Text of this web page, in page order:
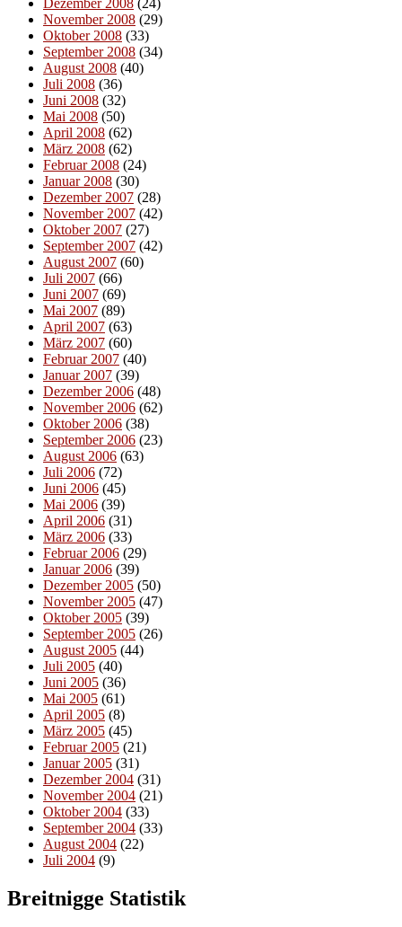
Dezember 2008 (24)
November 2008 (29)
Oktober 2008 (33)
September 2008 (34)
August 2008 (40)
Juli 2008 (36)
Juni 2008 (32)
Mai 2008 (50)
April 2008 (62)
März 2008 (62)
Februar 2008 (24)
Januar 2008 (30)
Dezember 2007 (28)
November 2007 (42)
Oktober 2007 (27)
September 2007 (42)
August 2007 (60)
Juli 2007 (66)
Juni 2007 (69)
Mai 2007 (89)
April 2007 (63)
März 2007 (60)
Februar 2007 (40)
Januar 2007 (39)
Dezember 2006 (48)
November 2006 (62)
Oktober 2006 (38)
September 2006 (23)
August 2006 (63)
Juli 2006 (72)
Juni 2006 (45)
Mai 2006 (39)
April 2006 (31)
März 2006 (33)
Februar 2006 (29)
Januar 2006 (39)
Dezember 2005 (50)
November 2005 (47)
Oktober 2005 (39)
September 2005 (26)
August 2005 (44)
Juli 2005 (40)
Juni 2005 (36)
Mai 2005 (61)
April 2005 (8)
März 2005 (45)
Februar 2005 (21)
Januar 2005 (31)
Dezember 2004 (31)
November 2004 (21)
Oktober 2004 (33)
September 2004 (33)
August 2004 (22)
Juli 2004 (9)
Breitnigge Statistik